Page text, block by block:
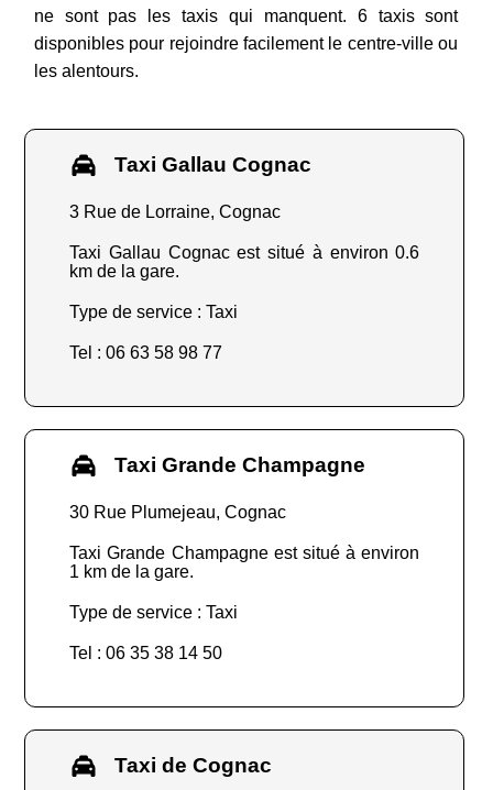
ne sont pas les taxis qui manquent. 6 taxis sont
disponibles pour rejoindre facilement le centre-ville ou
les alentours.
Taxi Gallau Cognac
3 Rue de Lorraine, Cognac
Taxi Gallau Cognac est situé à environ 0.6
km de la gare.
Type de service : Taxi
Tel : 06 63 58 98 77
Taxi Grande Champagne
30 Rue Plumejeau, Cognac
Taxi Grande Champagne est situé à environ
1 km de la gare.
Type de service : Taxi
Tel : 06 35 38 14 50
Taxi de Cognac